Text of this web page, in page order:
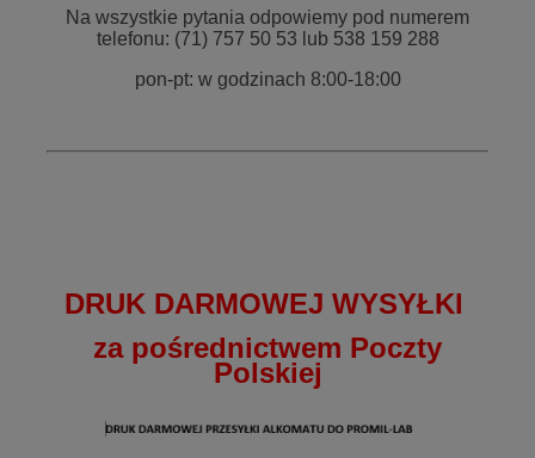
Na wszystkie pytania odpowiemy pod numerem
telefonu: (71) 757 50 53 lub 538 159 288
pon-pt: w godzinach 8:00-18:00
DRUK DARMOWEJ WYSYŁKI
za pośrednictwem Poczty
Polskiej